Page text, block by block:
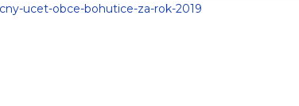
ucet-obce-bohutice-za-rok-2019